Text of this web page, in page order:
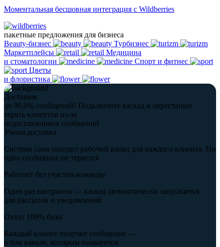
Моментальная бесшовная интеграция с Wildberries
пакетные предложения для бизнеса
Beauty-бизнес
Турбизнес
Маркетплейсы
Медицина
и стоматологии
Спорт и фитнес
Цветы
и флористика
Доставим
до 99,9% сообщений! Подключите каскад и перестаньте
терять клиентов из-за
недоставленных сообщений
Умная доставка
Система сама находит рабочий канал для каждого клиента. Ни
одно сообщение не теряется
Работает без участия команды
Один раз настроили — каскад автоматически запускается
для рассылок и уведомлений
Охват 100% базы
Каждый клиент получит сообщение —
в том канале, которым пользуется